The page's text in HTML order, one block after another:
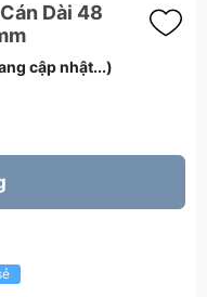
Dài 48
cập nhật...)